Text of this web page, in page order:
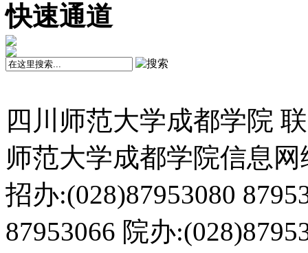
快速通道
四川师范大学成都学院
师范大学成都学院信息
招办:(028)87953080
87953066 院办